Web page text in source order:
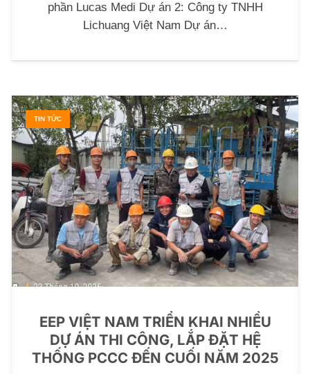
phần Lucas Medi Dự án 2: Công ty TNHH
Lichuang Việt Nam Dự án…
TIN TỨC
EEP VIỆT NAM TRIỂN KHAI NHIỀU
DỰ ÁN THI CÔNG, LẮP ĐẶT HỆ
THỐNG PCCC ĐẾN CUỐI NĂM 2025